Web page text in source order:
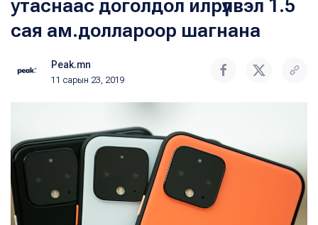
утаснаас доголдол илрүүлвэл 1.5
сая ам.доллароор шагнана
Peak.mn
11 сарын 23, 2019